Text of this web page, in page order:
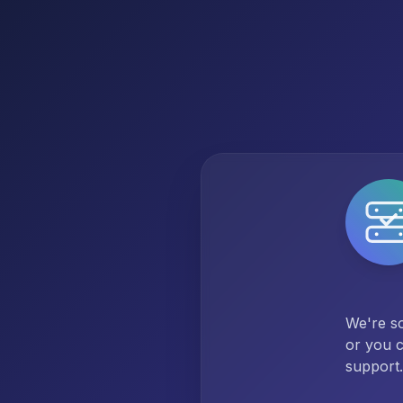
We're
or you
support.